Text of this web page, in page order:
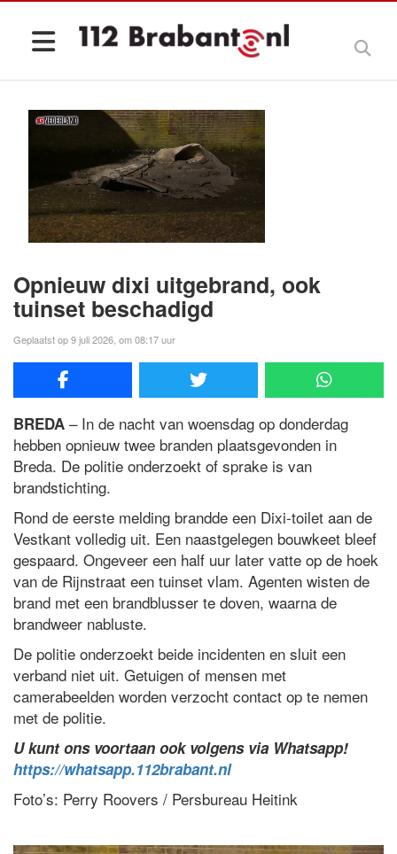
Opnieuw dixi uitgebrand, ook
tuinset beschadigd
Geplaatst op 9 juli 2026, om 08:17 uur
BREDA – In de nacht van woensdag op donderdag
hebben opnieuw twee branden plaatsgevonden in
Breda. De politie onderzoekt of sprake is van
brandstichting.
Rond de eerste melding brandde een Dixi-toilet aan de
Vestkant volledig uit. Een naastgelegen bouwkeet bleef
gespaard. Ongeveer een half uur later vatte op de hoek
van de Rijnstraat een tuinset vlam. Agenten wisten de
brand met een brandblusser te doven, waarna de
brandweer nabluste.
De politie onderzoekt beide incidenten en sluit een
verband niet uit. Getuigen of mensen met
camerabeelden worden verzocht contact op te nemen
met de politie.
U kunt ons voortaan ook volgens via Whatsapp!
https://whatsapp.112brabant.nl
Foto’s: Perry Roovers / Persbureau Heitink